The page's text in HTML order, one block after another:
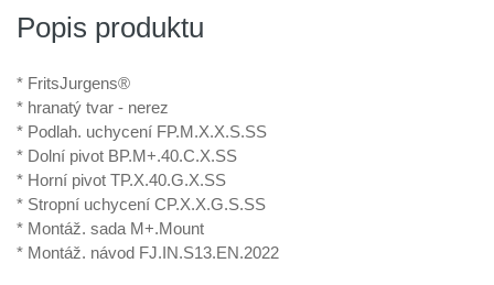
Popis produktu
* FritsJurgens®
* hranatý tvar - nerez
* Podlah. uchycení FP.M.X.X.S.SS
* Dolní pivot BP.M+.40.C.X.SS
* Horní pivot TP.X.40.G.X.SS
* Stropní uchycení CP.X.X.G.S.SS
* Montáž. sada M+.Mount
* Montáž. návod FJ.IN.S13.EN.2022